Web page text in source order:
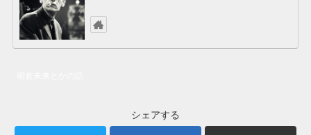
シェアする